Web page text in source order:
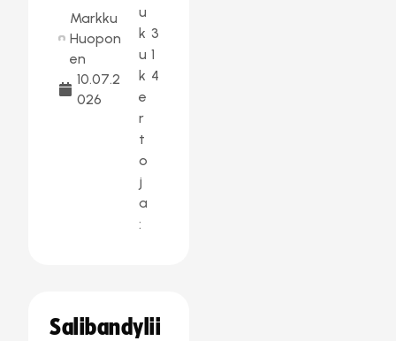
Markku
Huopon
en
10.07.2
026
u
k
u
k
e
r
t
o
j
a
:
3
1
4
Salibandylii